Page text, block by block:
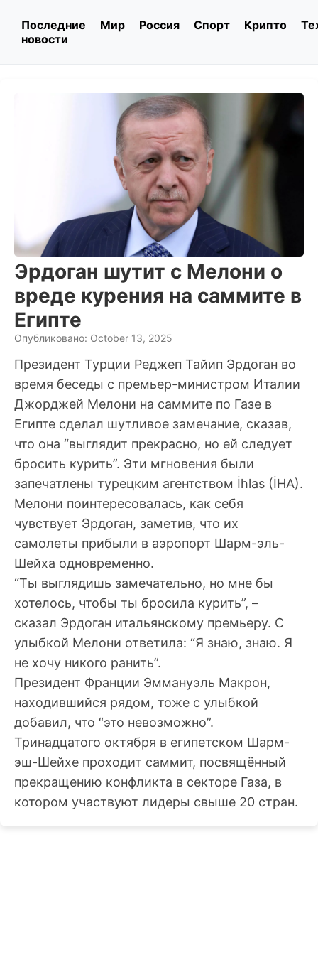
Последние
новости
Мир Россия Спорт Крипто
Эрдоган шутит с Мелони о
вреде курения на саммите в
Египте
Опубликовано: October 13, 2025
Президент Турции Реджеп Тайип Эрдоган во
время беседы с премьер-министром Италии
Джорджей Мелони на саммите по Газе в
Египте сделал шутливое замечание, сказав,
что она “выглядит прекрасно, но ей следует
бросить курить”. Эти мгновения были
запечатлены турецким агентством İhlas (İHA).
Мелони поинтересовалась, как себя
чувствует Эрдоган, заметив, что их
самолеты прибыли в аэропорт Шарм-эль-
Шейха одновременно.
“Ты выглядишь замечательно, но мне бы
хотелось, чтобы ты бросила курить”, –
сказал Эрдоган итальянскому премьеру. С
улыбкой Мелони ответила: “Я знаю, знаю. Я
не хочу никого ранить”.
Президент Франции Эммануэль Макрон,
находившийся рядом, тоже с улыбкой
добавил, что “это невозможно”.
Тринадцатого октября в египетском Шарм-
эш-Шейхе проходит саммит, посвящённый
прекращению конфликта в секторе Газа, в
котором участвуют лидеры свыше 20 стран.